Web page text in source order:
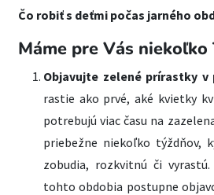
Čo robiť s deťmi počas jarného
Máme pre Vás niekoľko
Objavujte zelené prírastky v
rastie ako prvé, aké kvietky
potrebujú viac času na
priebežne niekoľko týždňov,
zobudia, rozkvitnú či
tohto obdobia postupne